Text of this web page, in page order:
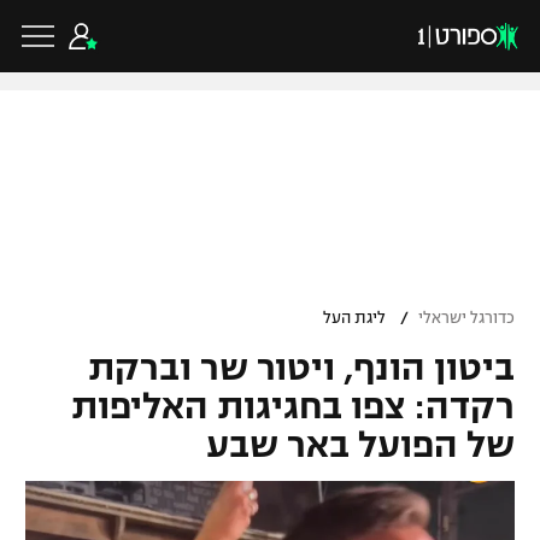
גביע הטוטו
ליגיונרים
גביע המדינה
ליגת האלופות
ליגה אירופית
ליגה אנגלית
כדורסל ישראלי
ליגת ווינר סל
ליגה לאומית
כדורסל עולמי
כדורגל ישראלי / ליגת העל
ביטון הונף, ויטור שר וברקת
רקדה: צפו בחגיגות האליפות
של הפועל באר שבע